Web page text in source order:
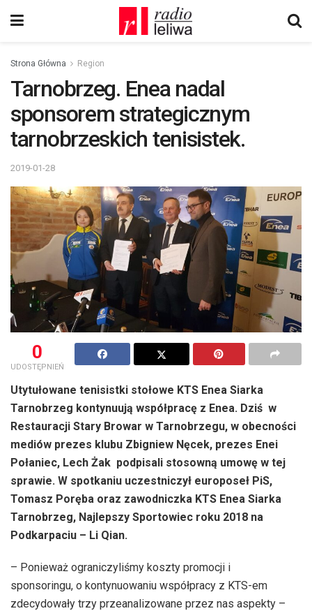
Strona Główna Region
Tarnobrzeg. Enea nadal
sponsorem strategicznym
tarnobrzeskich tenisistek.
2019-01-28
0
UDOSTĘPNIEŃ
Utytułowane tenisistki stołowe KTS Enea Siarka
Tarnobrzeg kontynuują współpracę z Enea. Dziś w
Restauracji Stary Browar w Tarnobrzegu, w obecności
mediów prezes klubu Zbigniew Nęcek, prezes Enei
Połaniec, Lech Żak podpisali stosowną umowę w tej
sprawie. W spotkaniu uczestniczył europoseł PiS,
Tomasz Poręba oraz zawodniczka KTS Enea Siarka
Tarnobrzeg, Najlepszy Sportowiec roku 2018 na
Podkarpaciu – Li Qian.
– Ponieważ ograniczyliśmy koszty promocji i
sponsoringu, o kontynuowaniu współpracy z KTS-em
zdecydowały trzy przeanalizowane przez nas aspekty –